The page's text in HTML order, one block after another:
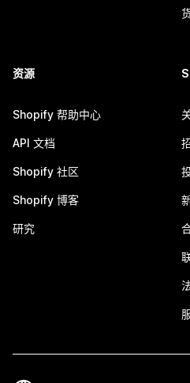
资源
Shopify 帮助中心
API 文档
Shopify 社区
Shopify 博客
研究